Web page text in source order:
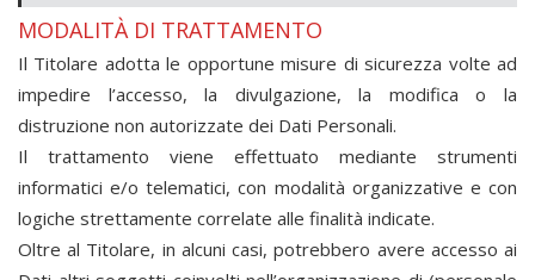
MODALITÀ DI TRATTAMENTO
Il Titolare adotta le opportune misure di sicurezza volte ad
impedire l’accesso, la divulgazione, la modifica o la
distruzione non autorizzate dei Dati Personali.
Il trattamento viene effettuato mediante strumenti
informatici e/o telematici, con modalità organizzative e con
logiche strettamente correlate alle finalità indicate.
Oltre al Titolare, in alcuni casi, potrebbero avere accesso ai